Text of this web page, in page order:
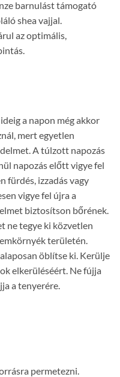
barnulást támogató
shea vajjal.
az optimális,
a napon még akkor
mert egyetlen
A túlzott napozás
napozás előtt vigye fel
fürdés, izzadás vagy
vigye fel újra a
biztosítson bőrének.
ne tegye ki közvetlen
területén.
öblítse ki. Kerülje
elkerüléséért. Ne fújja
a tenyerére.
permetezni.